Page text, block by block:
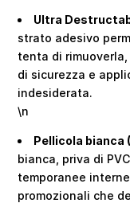
Ultra
strato adesivo
tenta di
di sicurezza e
indesiderata.
\n
Pellicola bianca
bianca, priva di
temporanee
promozionali che